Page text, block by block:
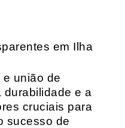
em Ilha
união de
durabilidade e a
cruciais para
sucesso de